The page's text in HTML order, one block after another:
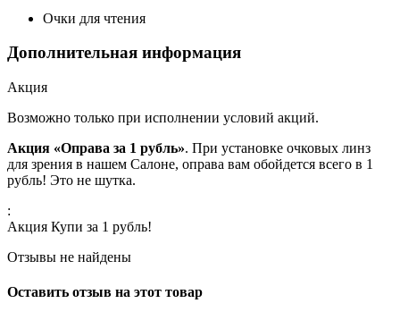
Очки для чтения
Дополнительная информация
Акция
Возможно только при исполнении условий акций.
Акция «Оправа за 1 рубль». При установке очковых линз
для зрения в нашем Салоне, оправа вам обойдется всего в 1
рубль! Это не шутка.
:
Акция Купи за 1 рубль!
Отзывы не найдены
Оставить отзыв на этот товар